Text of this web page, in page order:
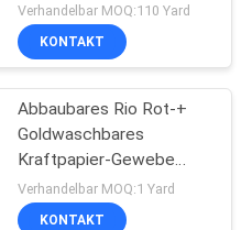
Verhandelbar MOQ:110 Yard
KONTAKT
Abbaubares Rio Rot-+
Goldwaschbares
Kraftpapier-Gewebe
Natually für
Betriebstasche
Verhandelbar MOQ:1 Yard
KONTAKT